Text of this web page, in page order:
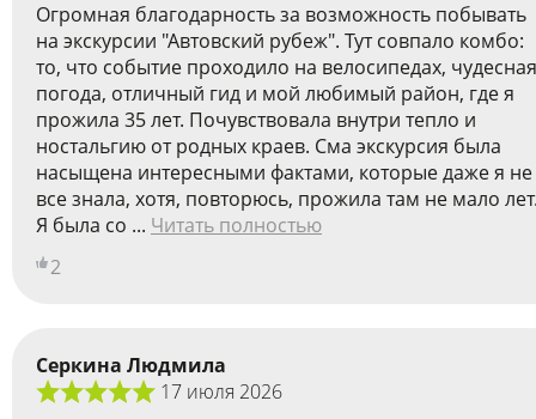
Огромная благодарность за возможность побывать
на экскурсии "Автовский рубеж". Тут совпало комбо:
то, что событие проходило на велосипедах, чудесная
погода, отличный гид и мой любимый район, где я
прожила 35 лет. Почувствовала внутри тепло и
ностальгию от родных краев. Сма экскурсия была
насыщена интересными фактами, которые даже я не
все знала, хотя, повторюсь, прожила там не мало
Я была со ... Читать полностью
2
Серкина Людмила
17 июля 2026